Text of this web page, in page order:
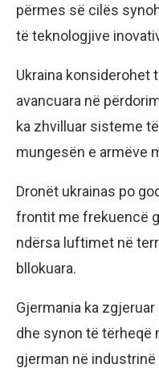
përmes së cilës
të teknologjive
Ukraina konsiderohet
avancuara në
ka zhvilluar sisteme
mungesën e armëve
Dronët ukrainas po
frontit me frekuencë
ndërsa luftimet në
bllokuara.
Gjermania ka
dhe synon të tërheqë
gjerman në